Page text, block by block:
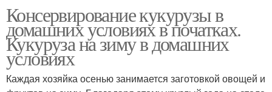
Консервирование кукурузы в
домашних условиях в початках.
Кукуруза на зиму в домашних
условиях
Каждая хозяйка осенью занимается заготовкой овощей и